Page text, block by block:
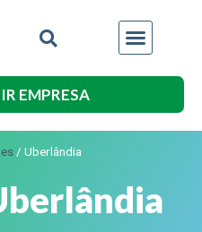
EMPRESA
/ Uberlândia